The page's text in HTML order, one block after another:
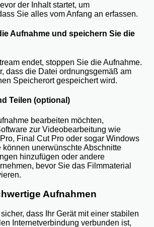
der Inhalt startet, um
Sie alles vom Anfang an erfassen.
Aufnahme und speichern Sie die
endet, stoppen Sie die Aufnahme.
dass die Datei ordnungsgemäß am
Speicherort gespeichert wird.
Teilen (optional)
bearbeiten möchten,
zur Videobearbeitung wie
Final Cut Pro oder sogar Windows
können unerwünschte Abschnitte
hinzufügen oder andere
bevor Sie das Filmmaterial
Aufnahmen
dass Ihr Gerät mit einer stabilen
Internetverbindung verbunden ist,